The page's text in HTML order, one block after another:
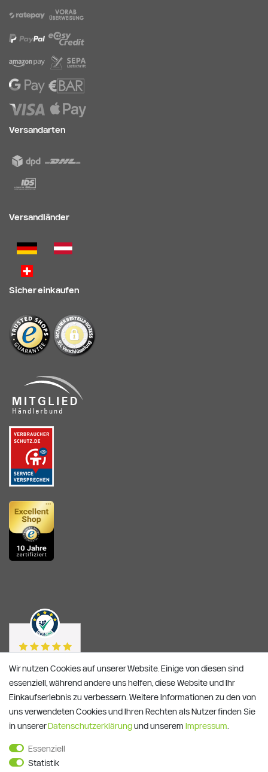
Versandarten
Versandländer
Sicher einkaufen
Wir nutzen Cookies auf unserer Website. Einige von diesen sind
essenziell, während andere uns helfen, diese Website und Ihr
Einkaufserlebnis zu verbessern. Weitere Informationen zu den von
uns verwendeten Cookies und Ihren Rechten als Nutzer finden Sie
in unsererDaten­schutz­erklärungund unserem Impressum
Essenziell
Statistik